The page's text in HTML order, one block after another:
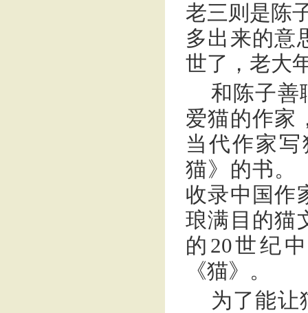
老三则是陈
多出来的意
世了，老大
和陈子善
爱猫的作家
当代作家
猫》的书。
收录中国作
琅满目的猫
的20世纪
《猫》。
为了能让